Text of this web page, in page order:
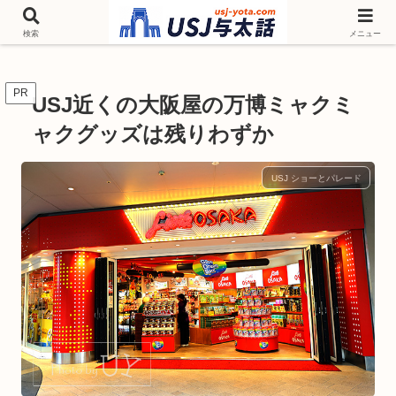
チケットやシーズンイベント ニンテンドーワールド アトラクションなどユニ
バを歩いて情報収集しています
PR USJ近くの大阪屋の万博ミャクミ
ャクグッズは残りわずか
USJ ショーとパレード
検索 メニュー